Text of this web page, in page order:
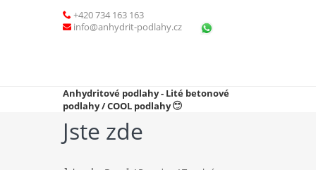
+420 734 163 163
info@anhydrit-podlahy.cz
Anhydritové podlahy - Lité betonové
podlahy / COOL podlahy
Jste zde